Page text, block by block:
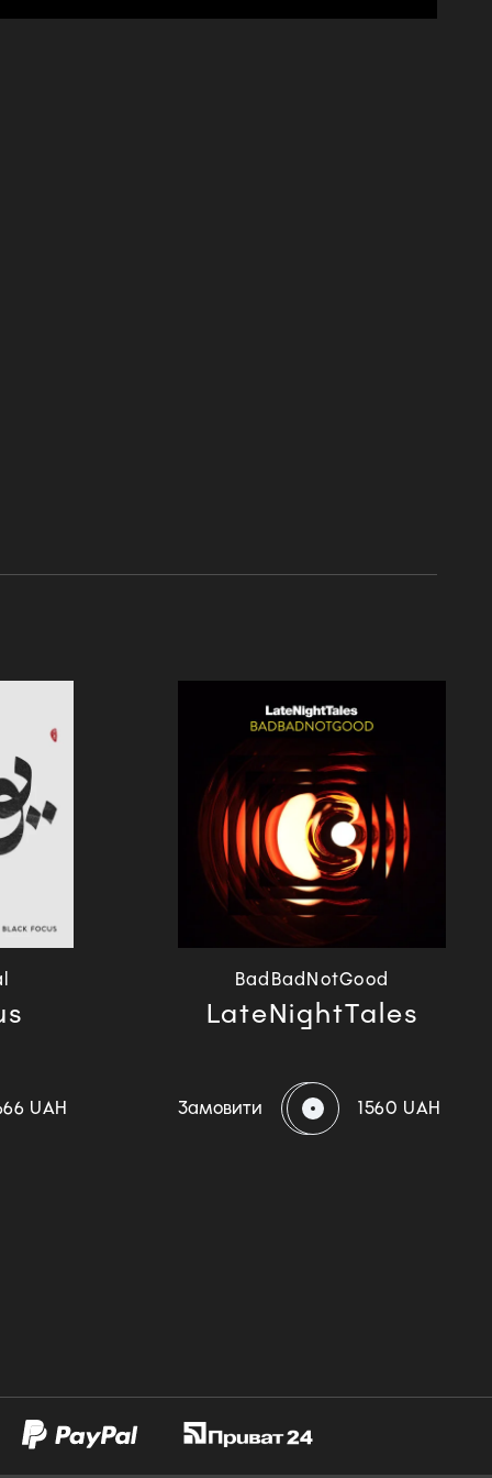
UAH
BadBadNotGood
LateNightTales
Замовити 1560 UAH